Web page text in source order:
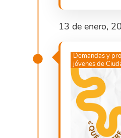
13 de enero,
Demandas y
jóvenes de